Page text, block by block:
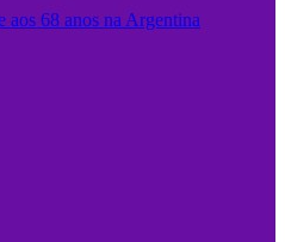
68 anos na Argentina